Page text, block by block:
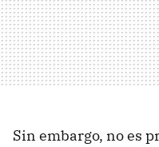
Sin embargo, no es